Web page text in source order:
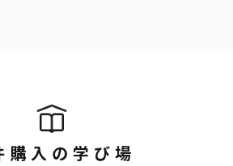
購入の学び場